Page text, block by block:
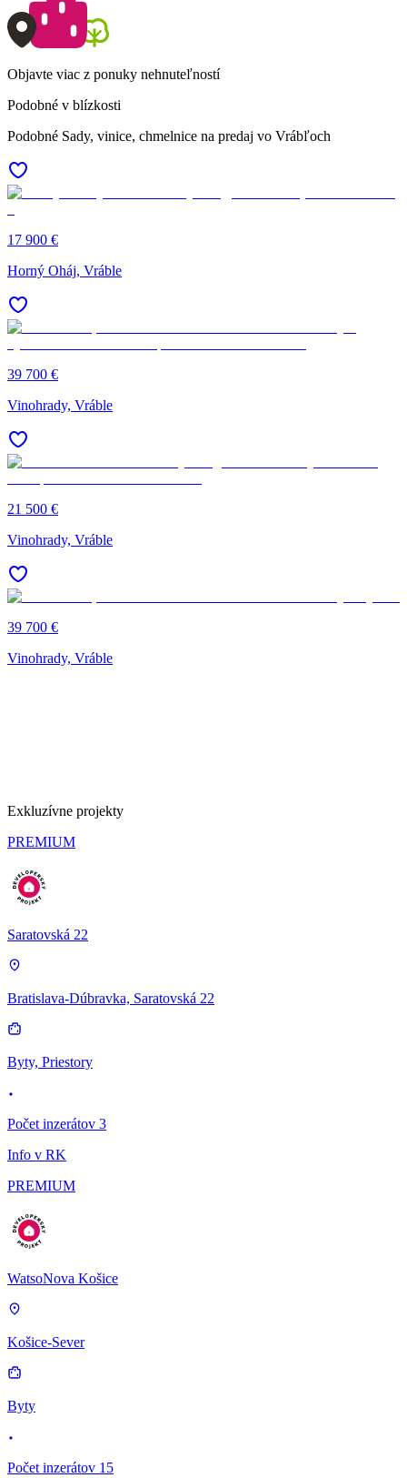
Objavte viac z ponuky nehnuteľností
Podobné v blízkosti
Podobné Sady, vinice, chmelnice na predaj vo Vrábľoch
17 900 €
Horný Oháj, Vráble
39 700 €
Vinohrady, Vráble
21 500 €
Vinohrady, Vráble
39 700 €
Vinohrady, Vráble
Exkluzívne projekty
PREMIUM
Saratovská 22
Bratislava-Dúbravka, Saratovská 22
Byty, Priestory
Počet inzerátov 3
Info v RK
PREMIUM
WatsoNova Košice
Košice-Sever
Byty
Počet inzerátov 15